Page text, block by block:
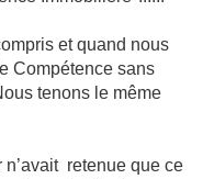
et quand nous
Compétence sans
tenons le même
retenue que ce